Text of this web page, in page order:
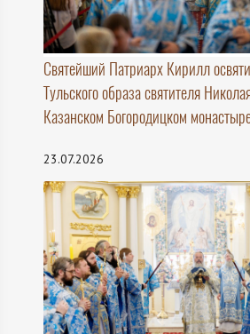
Святейший Патриарх Кирилл
Тульского образа святителя
Казанском Богородицком
23.07.2026